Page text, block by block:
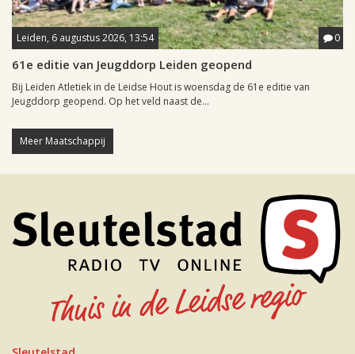
Leiden, 6 augustus 2026, 13:54 0
61e editie van Jeugddorp Leiden geopend
Bij Leiden Atletiek in de Leidse Hout is woensdag de 61e editie van
Jeugddorp geopend. Op het veld naast de...
Meer Maatschappij